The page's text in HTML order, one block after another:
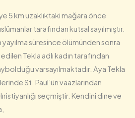
5 km uzaklıktaki mağara önce
tarafından kutsal sayılmıştır.
yayılma süresince ölümünden sonra
Tekla adlı kadın tarafından
varsayılmaktadır. Aya Tekla
St. Paul’ün vaazlarından
seçmiştir. Kendini dine ve